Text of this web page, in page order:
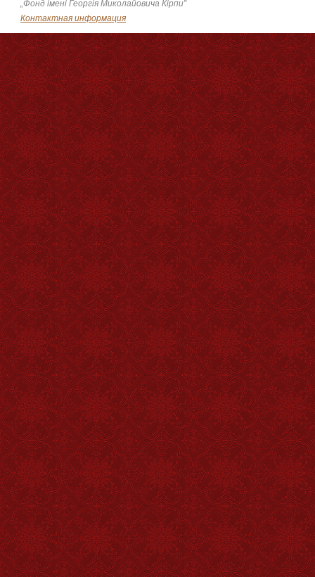
„Фонд імені Георгія Миколайовича Кірпи”
Контактная информация